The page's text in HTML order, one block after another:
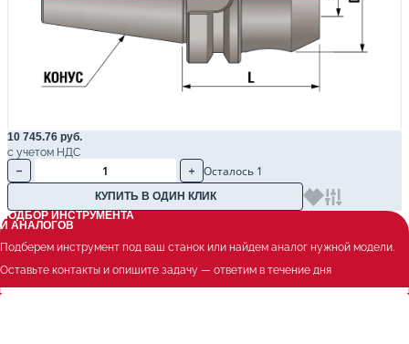
10 745.76 руб.
с учетом НДС
Осталось 1
КУПИТЬ В ОДИН КЛИК
ПОДБОР ИНСТРУМЕНТА
И АНАЛОГОВ
Подберем инструмент под ваш станок или найдем аналог нужной модели.
Оставьте контакты и опишите задачу — ответим в течение дня